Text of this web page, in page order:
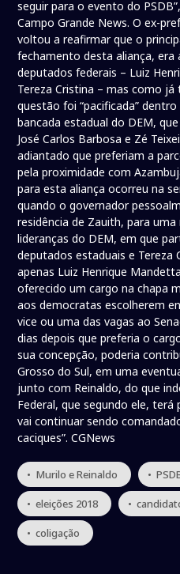
seguir para o evento do
Campo Grande News. O ex-
voltou a reafirmar que o
fechamento desta aliança, era
deputados federais – Luiz
Tereza Cristina – mas como já
questão foi “pacificada” dentro
bancada estadual do DEM,
José Carlos Barbosa e Zé
adiantado que preferiam a
pela proximidade com
para esta aliança ocorreu na
quando o governador
residência de Zauith, para
lideranças do DEM, em que
deputados estaduais e Tereza
apenas Luiz Henrique
oferecido um cargo na chapa
aos democratas escolherem
vice ou uma das vagas ao
dias depois que preferia o
sua concepção, poderia
Grosso do Sul, em uma
junto com Reinaldo, do que
Federal, que segundo ele, terá
vai continuar sendo
caciques”. CGNews
• Murilo e Reinaldo •
• eleições 2018 •
• coligação